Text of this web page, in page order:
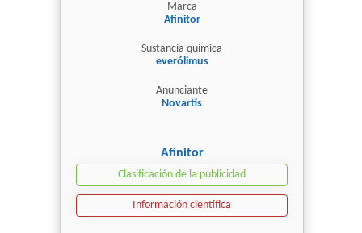
Marca
Afinitor
Sustancia química
everólimus
Anunciante
Novartis
Afinitor
Clasificación de la publicidad
Información científica